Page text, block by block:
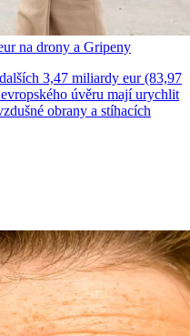
na drony a Gripeny
3,47 miliardy eur (83,97
úvěru mají urychlit
obrany a stíhacích